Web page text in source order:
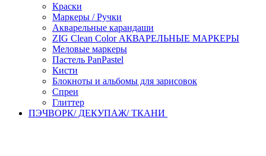
Краски
Маркеры / Ручки
Акварельные карандаши
ZIG Clean Color АКВАРЕЛЬНЫЕ МАРКЕРЫ
Меловые маркеры
Пастель PanPastel
Кисти
Блокноты и альбомы для зарисовок
Спреи
Глиттер
ПЭЧВОРК/ ДЕКУПАЖ/ ТКАНИ